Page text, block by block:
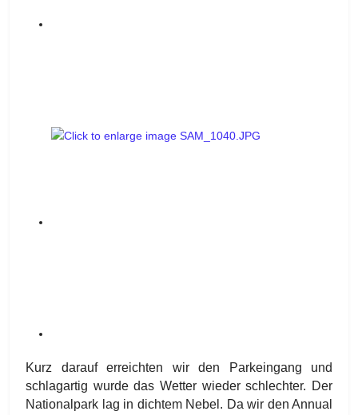
Kurz darauf erreichten wir den Parkeingang und
schlagartig wurde das Wetter wieder schlechter. Der
Nationalpark lag in dichtem Nebel. Da wir den Annual